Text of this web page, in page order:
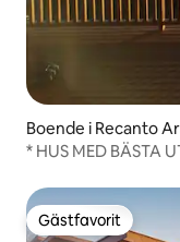
Boende i Recanto
* HUS MED BÄSTA
Gästfavorit
Gästfavorit